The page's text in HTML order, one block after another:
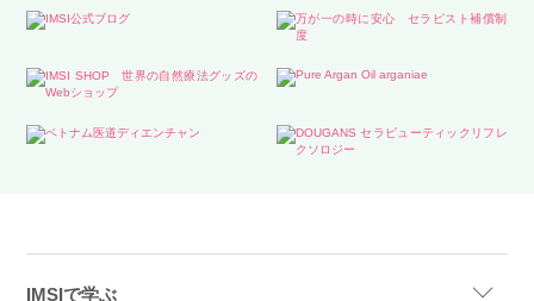
IMSIで学ぶ